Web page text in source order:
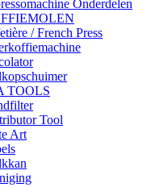
Onderdelen
/ French Press
TOOLS
Tool
Art